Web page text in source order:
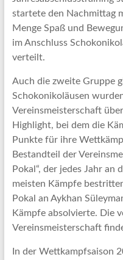
startete den Nachmittag
Menge Spaß und
im Anschluss
verteilt.
Auch die zweite Gruppe
Schokonikoläusen
Vereinsmeisterschaft
Highlight, bei dem die
Punkte für ihre
Bestandteil der
Pokal“, der jedes Jahr
meisten Kämpfe
Pokal an Aykhan
Kämpfe absolvierte. Die
Vereinsmeisterschaft
In der Wettkampfsaison